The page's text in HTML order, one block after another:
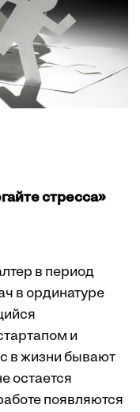
стресса»
в период
в ординатуре
и
в жизни бывают
остается
появляются